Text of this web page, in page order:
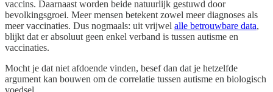
vaccins. Daarnaast worden beide natuurlijk gestuwd door
bevolkingsgroei. Meer mensen betekent zowel meer diagnoses als
meer vaccinaties. Dus nogmaals: uit vrijwel alle betrouwbare data,
blijkt dat er absoluut geen enkel verband is tussen autisme en
vaccinaties.
Mocht je dat niet afdoende vinden, besef dan dat je hetzelfde
argument kan bouwen om de correlatie tussen autisme en biologisch